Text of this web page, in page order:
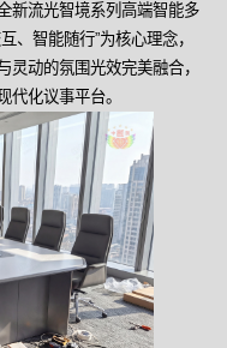
新流光智境系列高端智能多
、智能随行”为核心理念，
动的氛围光效完美融合，
代化议事平台。